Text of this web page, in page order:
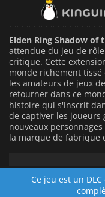
Elden Ring Shadow of
attendue du jeu de
critique. Cette
monde richement
les amateurs de jeux
retourner dans ce
histoire qui s'inscrit
de captiver les joueurs
nouveaux
la marque de fabrique
Elden
les solides fondations
joueurs une
mécanismes
Ce jeu est un